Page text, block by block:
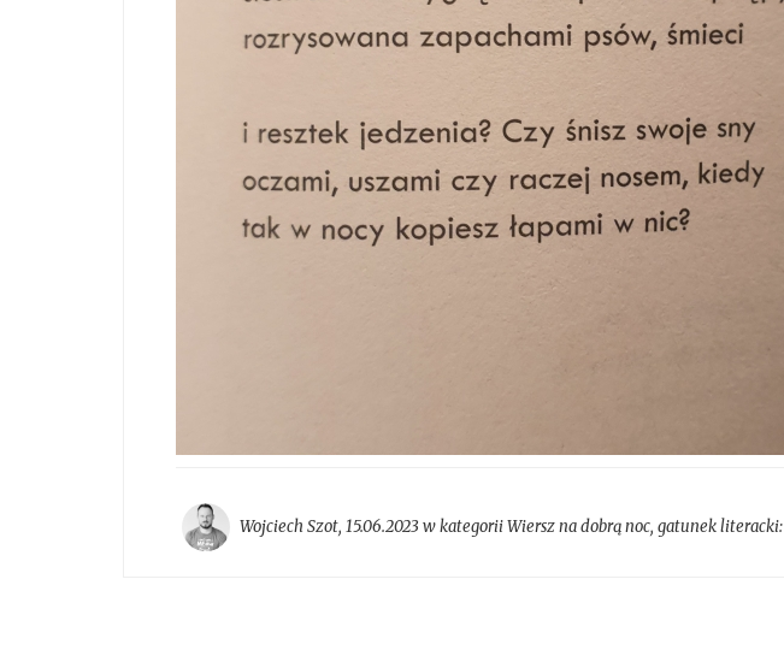
Wojciech Szot, 15.06.2023 w kategoriiWiersz na dobrą noc, gatunek literacki: